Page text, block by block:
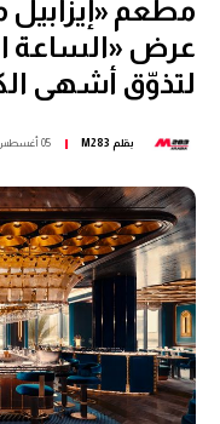
مطعم «إيزابيل
عرض «الساعة
لتذوّق أشهى
بقلم M283 05 أغسطس 2026